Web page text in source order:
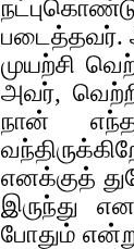
படைத்தவர்.
முயற்சி
அவர்,
நான்
எனக்குத்
இருந்து
போதும்